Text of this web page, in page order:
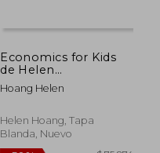
Economics for Kids
de Helen
Hoang(Helen Hoang)
(en Inglés)
Hoang Helen
Helen Hoang, Tapa
Blanda, Nuevo